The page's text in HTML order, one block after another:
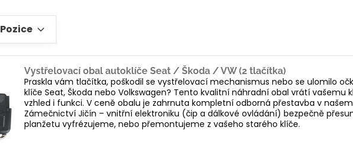
Pozice
Vystřelovací obal autoklíče Seat / Škoda / VW (2 tlačítka)
Praskla vám tlačítka, poškodil se vystřelovací mechanismus nebo se ulomilo
klíče Seat, Škoda nebo Volkswagen? Tento kvalitní náhradní obal vrátí vašemu
vzhled i funkci. V ceně obalu je zahrnuta kompletní odborná přestavba v našem
Zámečnictví Jičín – vnitřní elektroniku (čip a dálkové ovládání) bezpečně
planžetu vyfrézujeme, nebo přemontujeme z vašeho starého klíče.